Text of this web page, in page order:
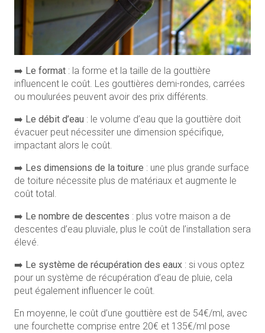
➡️ Le format : la forme et la taille de la gouttière
influencent le coût. Les gouttières demi-rondes, carrées
ou moulurées peuvent avoir des prix différents.
➡️ Le débit d’eau : le volume d’eau que la gouttière doit
évacuer peut nécessiter une dimension spécifique,
impactant alors le coût.
➡️ Les dimensions de la toiture : une plus grande surface
de toiture nécessite plus de matériaux et augmente le
coût total.
➡️ Le nombre de descentes : plus votre maison a de
descentes d’eau pluviale, plus le coût de l’installation sera
élevé.
➡️ Le système de récupération des eaux : si vous optez
pour un système de récupération d’eau de pluie, cela
peut également influencer le coût.
En moyenne, le coût d’une gouttière est de 54€/ml, avec
une fourchette comprise entre 20€ et 135€/ml pose